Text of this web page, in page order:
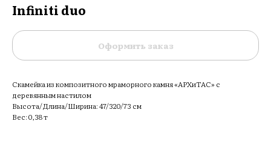
Infiniti duo
Оформить заказ
Скамейка из композитного мраморного камня «АРХиТАС» c
деревянным настилом
Высота/Длина/Ширина: 47/320/73 см
Вес: 0,38 т